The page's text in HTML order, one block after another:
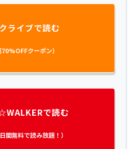
ライブで読む
70%OFFクーポン）
で読む
間無料で読み放題！）